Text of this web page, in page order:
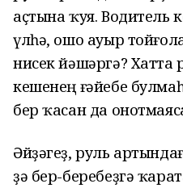
аҫтына ҡуя. Водитель
үлһә, ошо ауыр
нисек йәшәргә? Хатта
кешенең ғәйебе
бер ҡасан да
Әйҙәгеҙ, руль
ҙә бер-беребеҙгә